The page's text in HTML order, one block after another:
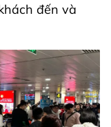
đến và